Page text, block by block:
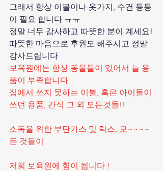
그래서 항상 이불이나 옷가지, 수건 등등
이 필요 합니다 ㅠㅠ
정말 너무 감사하고 따뜻한 분이 계세요!
따뜻한 마음으로 후원도 해주시고 정말
감사드립니다
보육원에는 항상 동물들이 있어서 늘 용
품이 부족합니다
집에서 쓰지 못하는 이불, 혹은 아이들이
쓰던 용품, 간식 그 외 모든것들!!
소독을 위한 부탄가스 및 락스, 모~~~~
든 것들이
저희 보육원에 힘이 됩니다 !